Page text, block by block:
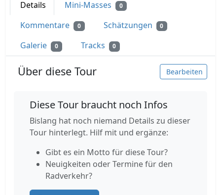
Details Mini-Masses 0
Kommentare 0 Schätzungen 0
Galerie 0 Tracks 0
Über diese Tour Bearbeiten
Diese Tour braucht noch Infos
Bislang hat noch niemand Details zu dieser
Tour hinterlegt. Hilf mit und ergänze:
Gibt es ein Motto für diese Tour?
Neuigkeiten oder Termine für den
Radverkehr?